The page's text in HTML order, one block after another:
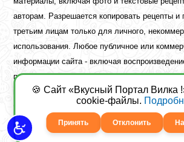
авторам. Разрешается копировать рецепты и
третьим лицам только для личного,
использования. Любое публичное или
информации сайта - включая
публикацию или обработку - возможно лишь
предварительного письменного разрешения
Copyright ©2026 Вкусный Портал
Сайт построенfreebrush.net
🍪 Сайт «Вкусный Портал Вилка
cookie-файлы.
Принять Отклонить